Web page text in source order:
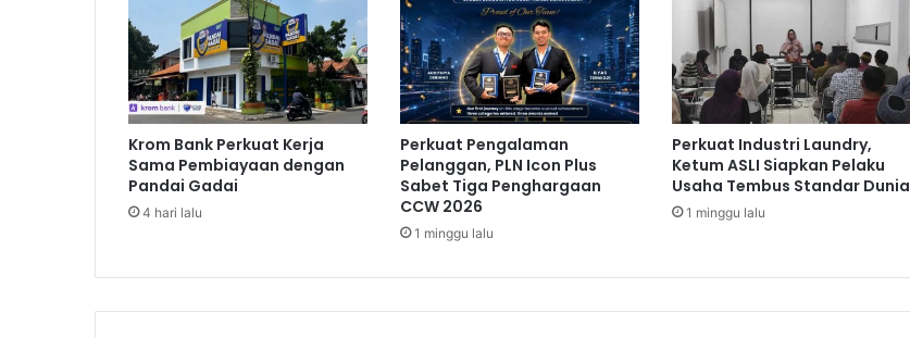
i
s
M
a
s
i
h
R
a
B
e
r
a
k
h
i
r
T
1
Krom Bank Perkuat Kerja
Sama Pembiayaan dengan
Pandai Gadai
4 hari lalu
Perkuat Pengalaman
Pelanggan, PLN Icon Plus
Sabet Tiga Penghargaan
CCW 2026
1 minggu lalu
Perkuat Industri Laundry,
Ketum ASLI Siapkan Pelaku
Usaha Tembus Standar Dunia
1 minggu lalu